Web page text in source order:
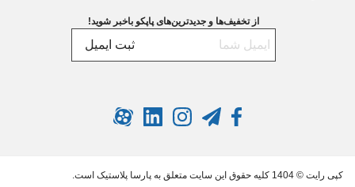
از تخفیف‌ها و جدیدترین‌های پاپکو باخبر شوید!
ثبت ایمیل
کپی رایت © 1404 کلیه حقوق این سایت متعلق به پارسا پلاستیک است.